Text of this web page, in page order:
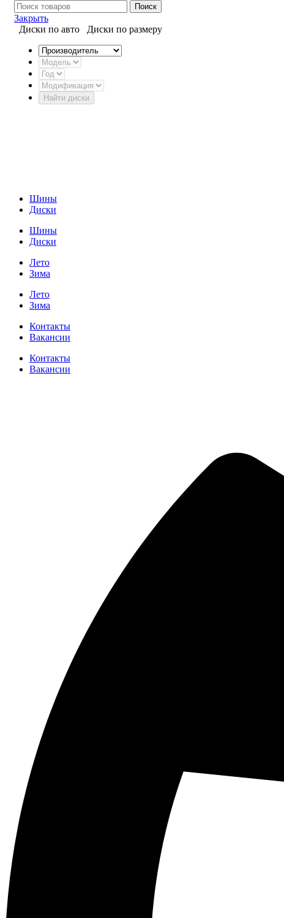
Закрыть
Диски по авто
Диски по размеру
Найти диски
Поиск
Шины
Диски
Шины
Диски
Лето
Зима
Лето
Зима
Контакты
Вакансии
Контакты
Вакансии